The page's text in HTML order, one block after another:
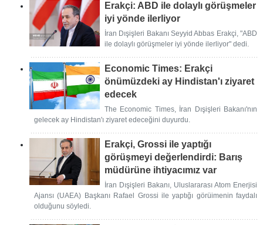
Erakçi: ABD ile dolaylı görüşmeler
iyi yönde ilerliyor
İran Dışişleri Bakanı Seyyid Abbas Erakçi, "ABD
ile dolaylı görüşmeler iyi yönde ilerliyor" dedi.
Economic Times: Erakçi
önümüzdeki ay Hindistan'ı ziyaret
edecek
The Economic Times, İran Dışişleri Bakanı'nın
gelecek ay Hindistan'ı ziyaret edeceğini duyurdu.
Erakçi, Grossi ile yaptığı
görüşmeyi değerlendirdi: Barış
müdürüne ihtiyacımız var
İran Dışişleri Bakanı, Uluslararası Atom Enerjisi
Ajansı (UAEA) Başkanı Rafael Grossi ile yaptığı görüimenin faydalı
olduğunu söyledi.